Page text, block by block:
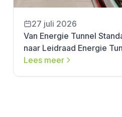
27 juli 2026
Van Energie Tunnel
naar Leidraad Energie
Lees meer